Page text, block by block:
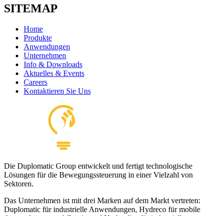
SITEMAP
Home
Produkte
Anwendungen
Unternehmen
Info & Downloads
Aktuelles & Events
Careers
Kontaktieren Sie Uns
Die Duplomatic Group entwickelt und fertigt technologische
Lösungen für die Bewegungssteuerung in einer Vielzahl von
Sektoren.
Das Unternehmen ist mit drei Marken auf dem Markt vertreten:
Duplomatic für industrielle Anwendungen, Hydreco für mobile